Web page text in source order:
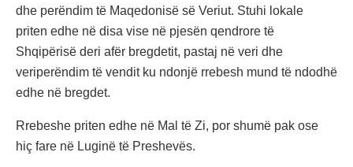
dhe perëndim të Maqedonisë së Veriut. Stuhi lokale
priten edhe në disa vise në pjesën qendrore të
Shqipërisë deri afër bregdetit, pastaj në veri dhe
veriperëndim të vendit ku ndonjë rrebesh mund të ndodhë
edhe në bregdet.
Rrebeshe priten edhe në Mal të Zi, por shumë pak ose
hiç fare në Luginë të Preshevës.